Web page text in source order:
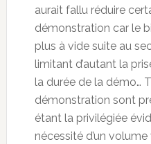
aurait fallu réduire
démonstration car le
plus à vide suite au
limitant d’autant la
la durée de la démo…
démonstration sont
étant la privilégiée
nécessité d’un